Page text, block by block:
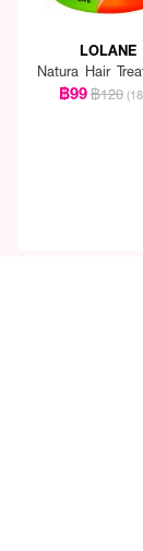
LOLANE
Natura Hair
฿99฿120